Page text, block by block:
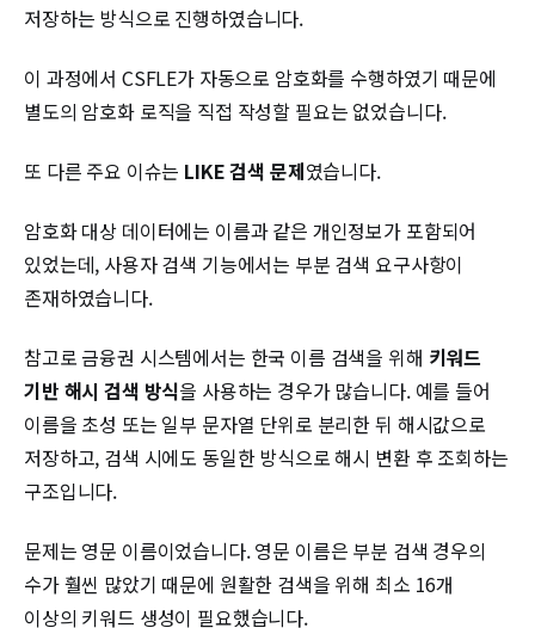
저장하는 방식으로 진행하였습니다.
이 과정에서 CSFLE가 자동으로 암호화를 수행하였기 때문에
별도의 암호화 로직을 직접 작성할 필요는 없었습니다.
또 다른 주요 이슈는 LIKE 검색 문제였습니다.
암호화 대상 데이터에는 이름과 같은 개인정보가 포함되어
있었는데, 사용자 검색 기능에서는 부분 검색 요구사항이
존재하였습니다.
참고로 금융권 시스템에서는 한국 이름 검색을 위해 키워드
기반 해시 검색 방식을 사용하는 경우가 많습니다. 예를 들어
이름을 초성 또는 일부 문자열 단위로 분리한 뒤 해시값으로
저장하고, 검색 시에도 동일한 방식으로 해시 변환 후 조회하는
구조입니다.
문제는 영문 이름이었습니다. 영문 이름은 부분 검색 경우의
수가 훨씬 많았기 때문에 원활한 검색을 위해 최소 16개
이상의 키워드 생성이 필요했습니다.